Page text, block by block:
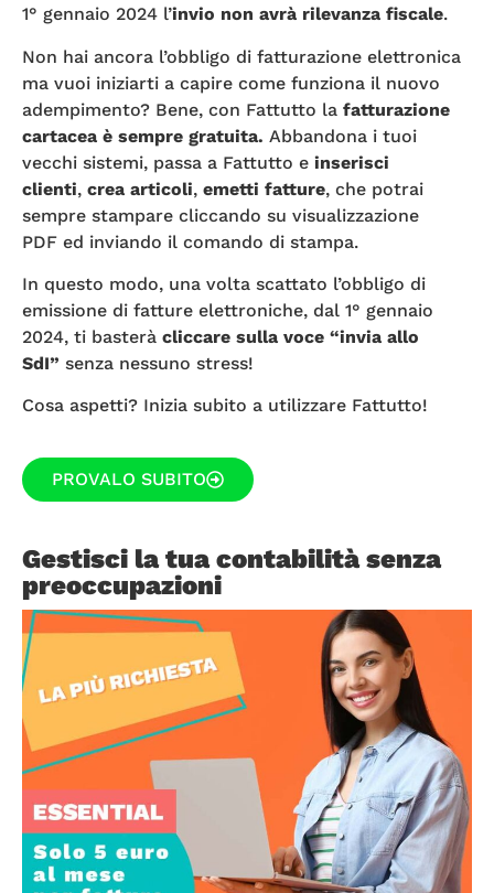
1° gennaio 2024 l’invio non avrà rilevanza fiscale.
Non hai ancora l’obbligo di fatturazione elettronica
ma vuoi iniziarti a capire come funziona il nuovo
adempimento? Bene, con Fattutto la fatturazione
cartacea è sempre gratuita. Abbandona i tuoi
vecchi sistemi, passa a Fattutto e inserisci
clienti, crea articoli, emetti fatture, che potrai
sempre stampare cliccando su visualizzazione
PDF ed inviando il comando di stampa.
In questo modo, una volta scattato l’obbligo di
emissione di fatture elettroniche, dal 1° gennaio
2024, ti basterà cliccare sulla voce “invia allo
SdI” senza nessuno stress!
Cosa aspetti? Inizia subito a utilizzare Fattutto!
PROVALO SUBITO
Gestisci la tua contabilità senza
preoccupazioni